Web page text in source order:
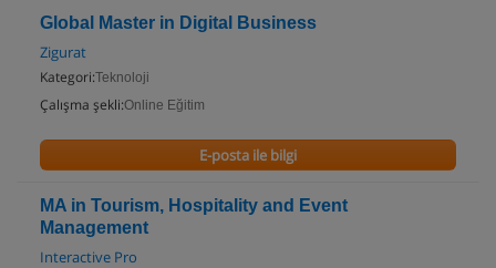
Global Master in Digital Business
Zigurat
Kategori:Teknoloji
Çalışma şekli:Online Eğitim
E-posta ile bilgi
MA in Tourism, Hospitality and Event
Management
Interactive Pro